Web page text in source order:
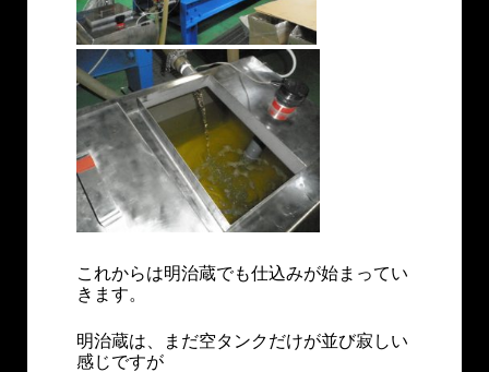
これからは明治蔵でも仕込みが始まってい
きます。
明治蔵は、まだ空タンクだけが並び寂しい
感じですが